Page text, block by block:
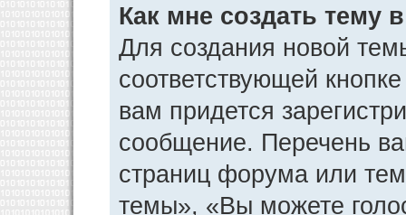
Как мне создать тему
Для создания новой
соответствующей
вам придется
сообщение. Перечень
страниц форума или
темы», «Вы можете